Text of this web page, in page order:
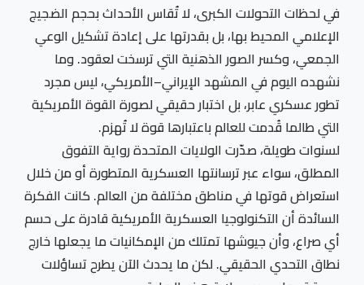
في لحظات التحولات الكبرى، لا تُقاس الأحداث بحجم الضجيج
الإعلامي المحيط بها، بل بقدرتها على إعادة تشكيل الوعي
الجمعي، وكسر الصور الذهنية التي ترسخت لعقود. وما
نشهده اليوم في المشهد الإيراني–الأمريكي، ليس مجرد
تطور عسكري عابر، بل اختبار حقيقي لصورة القوة الأمريكية
التي طالما قُدمت للعالم باعتبارها قوة لا تُهزم.
لسنوات طويلة، صدّرت الولايات المتحدة رواية التفوق
المطلق، سواء عبر ترسانتها العسكرية المتطورة أو من خلال
استعراض قوتها في مناطق مختلفة من العالم. كانت الفكرة
السائدة أن التكنولوجيا العسكرية الأمريكية قادرة على حسم
أي صراع، وأن جيوشها تمتلك من الإمكانيات ما يجعلها خارج
نطاق التحدي الحقيقي. لكن ما يحدث الآن يطرح تساؤلات